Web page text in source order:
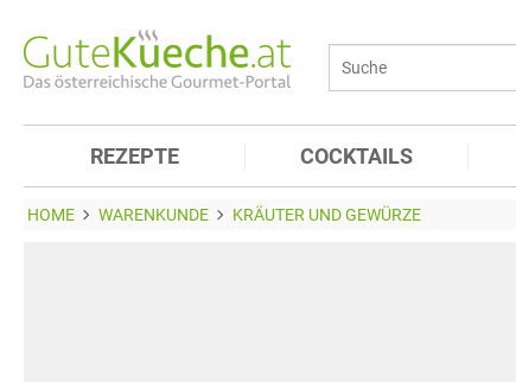
REZEPTE COCKTAILS
HOME WARENKUNDE KRÄUTER UND GEWÜRZE